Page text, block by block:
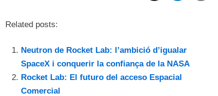
Related posts:
Neutron de Rocket Lab: l’ambició d’igualar
SpaceX i conquerir la confiança de la NASA
Rocket Lab: El futuro del acceso Espacial
Comercial